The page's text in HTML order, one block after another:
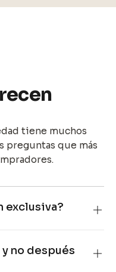
tiene muchos
preguntas que más
exclusiva?
no después